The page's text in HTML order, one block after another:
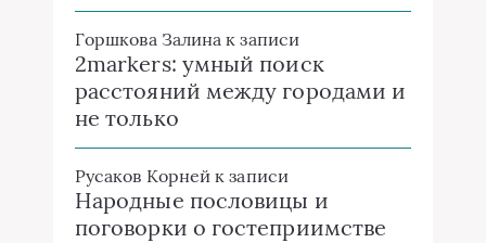
Горшкова Залина к записи
2markers: умный поиск
расстояний между городами и
не только
Русаков Корней к записи
Народные пословицы и
поговорки о гостеприимстве